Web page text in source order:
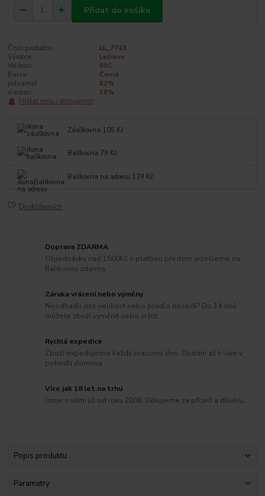
Přidat do košíku
Číslo produktu:
LL_7743
Výrobce:
Leilieve
Velikost:
90C
Barva:
Černá
polyamid:
82%
elastan:
18%
Hlídat cenu / dostupnost
Zásilkovna 105 Kč
Balíkovna 79 Kč
Balíkovna na adresu 139 Kč
Do oblíbených
Doprava ZDARMA
Objednávku nad 1500Kč s platbou předem odešleme na
Balíkovnu zdarma.
Záruka vrácení nebo výměny
Neodhadli jste velikost nebo prádlo nesedí? Do 14 dnů
můžete zboží vyměnit nebo vrátit.
Rychlá expedice
Zboží expedujeme každý pracovní den. Dodání až k vám v
pohodlí domova.
Více jak 18 let na trhu
Jsme s vámi již od roku 2008. Děkujeme za přízeň a důvěru.
Popis produktu
Parametry